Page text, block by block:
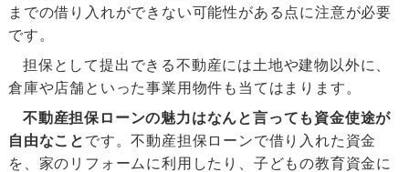
までの借り入れができない可能性がある点に注意が必要
です。
担保として提出できる不動産には土地や建物以外に、
倉庫や店舗といった事業用物件も当てはまります。
不動産担保ローンの魅力はなんと言っても資金使途が
自由なこと です。不動産担保ローンで借り入れた資金
を、家のリフォームに利用したり、子どもの教育資金に